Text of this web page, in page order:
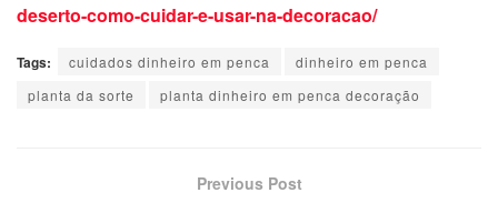
deserto-como-cuidar-e-usar-na-decoracao/
Tags: cuidados dinheiro em penca
dinheiro em penca
planta da sorte
planta dinheiro em penca decoração
Previous Post